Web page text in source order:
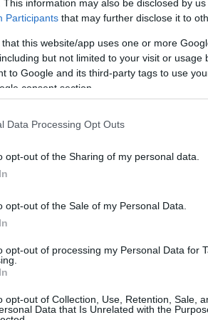
This information may also be disclosed by
Participants that may further disclose it to
that this website/app uses one or more
but not limited to your visit or usage
to Google and its third-party tags to use
consent section.
Data Processing Opt Outs
opt-out of the Sharing of my personal data.
opt-out of the Sale of my Personal Data.
opt-out of processing my Personal Data for
opt-out of Collection, Use, Retention, Sale,
Data that Is Unrelated with the
kad ASV prezidents Donalds
piektdien paziņoja, ka Hormuza
komerciālajiem tankkuģiem
turpinās bloķēt Irānas
Viņš pauda cerību, ka
jautājumu jau ir panākta